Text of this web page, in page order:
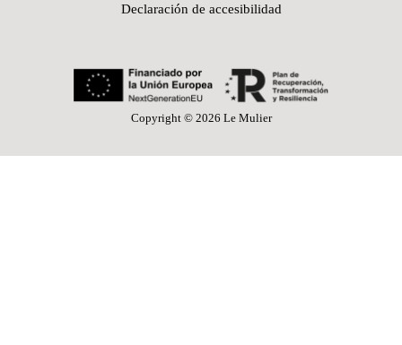
Declaración de accesibilidad
Copyright © 2026 Le Mulier